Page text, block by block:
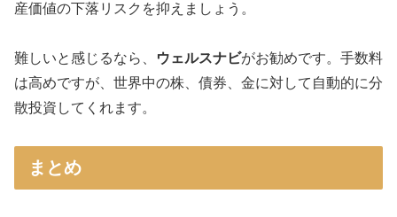
産価値の下落リスクを抑えましょう。
難しいと感じるなら、 ウェルスナビがお勧めです。手数料
は高めですが、世界中の株、債券、金に対して自動的に分
散投資してくれます。
まとめ